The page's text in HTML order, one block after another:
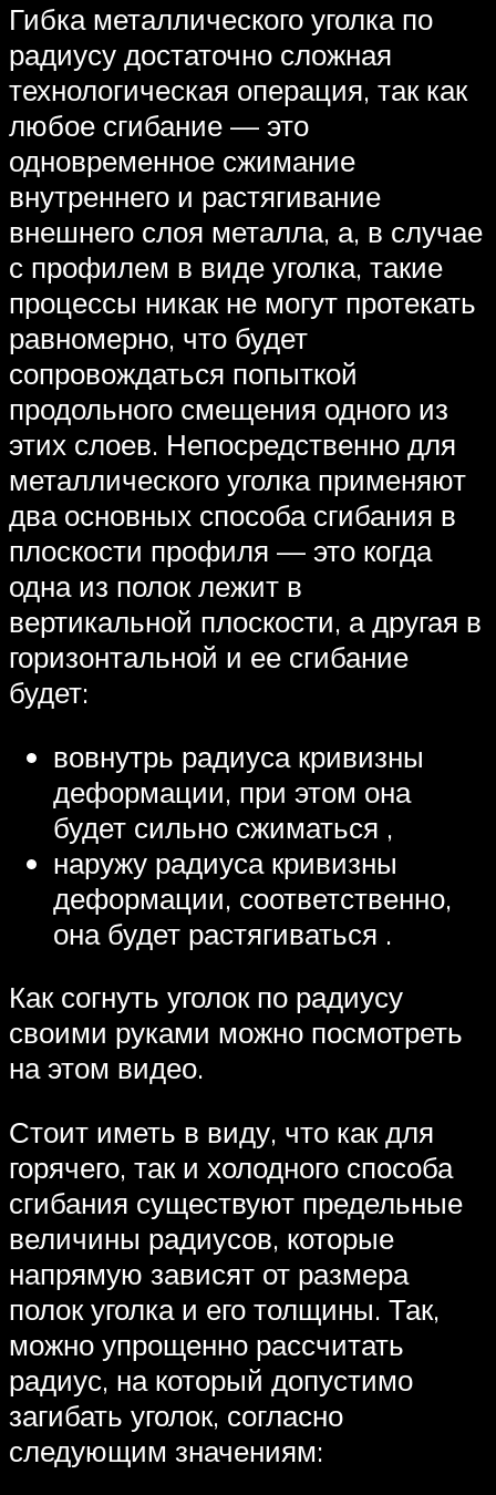
Гибка металлического уголка по
радиусу достаточно сложная
технологическая операция, так как
любое сгибание — это
одновременное сжимание
внутреннего и растягивание
внешнего слоя металла, а, в случае
с профилем в виде уголка, такие
процессы никак не могут протекать
равномерно, что будет
сопровождаться попыткой
продольного смещения одного из
этих слоев. Непосредственно для
металлического уголка применяют
два основных способа сгибания в
плоскости профиля — это когда
одна из полок лежит в
вертикальной плоскости, а другая в
горизонтальной и ее сгибание
будет:
вовнутрь радиуса кривизны
деформации, при этом она
будет сильно сжиматься ,
наружу радиуса кривизны
деформации, соответственно,
она будет растягиваться .
Как согнуть уголок по радиусу
своими руками можно посмотреть
на этом видео.
Стоит иметь в виду, что как для
горячего, так и холодного способа
сгибания существуют предельные
величины радиусов, которые
напрямую зависят от размера
полок уголка и его толщины. Так,
можно упрощенно рассчитать
радиус, на который допустимо
загибать уголок, согласно
следующим значениям: